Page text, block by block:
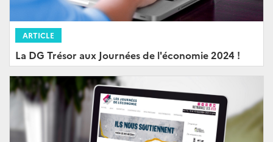
ARTICLE
La DG Trésor aux Journées de l'économie 2024 !